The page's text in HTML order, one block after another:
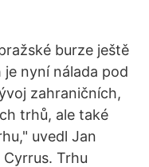
burze ještě
nyní nálada pod
zahraničních,
trhů, ale také
uvedl Jan
Trhu